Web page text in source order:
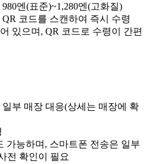
980엔(표준)~1,280엔(고화질)
QR 코드를 스캔하여 즉시 수령
있으며, QR 코드로 수령이 간편
일부 매장 대응(상세는 매장에 확
가능하며, 스마트폰 전송은 일부
전 확인이 필요